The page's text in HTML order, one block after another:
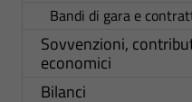
Bandi di gara e
Sovvenzioni,
economici
Bilanci